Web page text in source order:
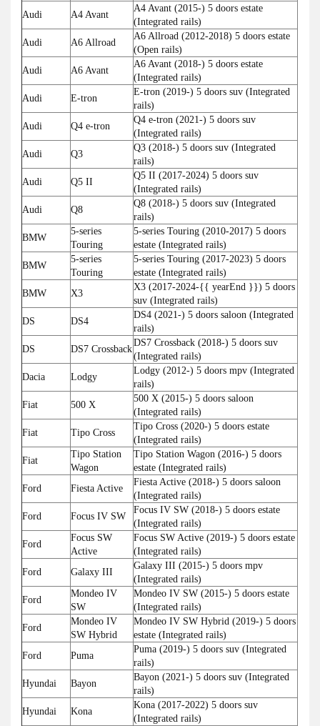
Audi
A4 Avant
A4 Avant (2015-) 5 doors estate
(Integrated rails)
Audi
A6 Allroad
A6 Allroad (2012-2018) 5 doors estate
(Open rails)
Audi
A6 Avant
A6 Avant (2018-) 5 doors estate
(Integrated rails)
Audi
E-tron
E-tron (2019-) 5 doors suv (Integrated
rails)
Audi
Q4 e-tron
Q4 e-tron (2021-) 5 doors suv
(Integrated rails)
Audi
Q3
Q3 (2018-) 5 doors suv (Integrated
rails)
Audi
Q5 II
Q5 II (2017-2024) 5 doors suv
(Integrated rails)
Audi
Q8
Q8 (2018-) 5 doors suv (Integrated
rails)
BMW
5-series
Touring
5-series Touring (2010-2017) 5 doors
estate (Integrated rails)
BMW
5-series
Touring
5-series Touring (2017-2023) 5 doors
estate (Integrated rails)
BMW
X3
X3 (2017-2024-{{ yearEnd }}) 5 doors
suv (Integrated rails)
DS
DS4
DS4 (2021-) 5 doors saloon (Integrated
rails)
DS
DS7 Crossback
DS7 Crossback (2018-) 5 doors suv
(Integrated rails)
Dacia
Lodgy
Lodgy (2012-) 5 doors mpv (Integrated
rails)
Fiat
500 X
500 X (2015-) 5 doors saloon
(Integrated rails)
Fiat
Tipo Cross
Tipo Cross (2020-) 5 doors estate
(Integrated rails)
Fiat
Tipo Station
Wagon
Tipo Station Wagon (2016-) 5 doors
estate (Integrated rails)
Ford
Fiesta Active
Fiesta Active (2018-) 5 doors saloon
(Integrated rails)
Ford
Focus IV SW
Focus IV SW (2018-) 5 doors estate
(Integrated rails)
Ford
Focus SW
Active
Focus SW Active (2019-) 5 doors estate
(Integrated rails)
Ford
Galaxy III
Galaxy III (2015-) 5 doors mpv
(Integrated rails)
Ford
Mondeo IV
SW
Mondeo IV SW (2015-) 5 doors estate
(Integrated rails)
Ford
Mondeo IV
SW Hybrid
Mondeo IV SW Hybrid (2019-) 5 doors
estate (Integrated rails)
Ford
Puma
Puma (2019-) 5 doors suv (Integrated
rails)
Hyundai
Bayon
Bayon (2021-) 5 doors suv (Integrated
rails)
Hyundai
Kona
Kona (2017-2022) 5 doors suv
(Integrated rails)